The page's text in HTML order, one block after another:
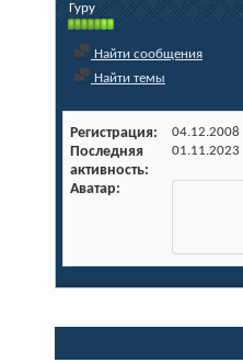
Гуру
Найти сообщения
Найти темы
Регистрация 04.12.2008
Последняя
активность
01.11.2023
Аватар